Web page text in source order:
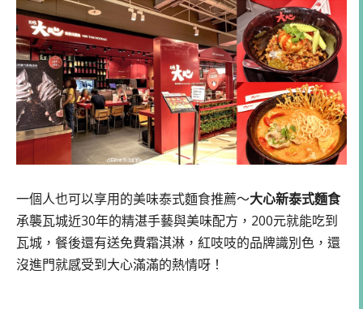
一個人也可以享用的美味泰式麵食推薦～大心新泰式麵食
承襲瓦城近30年的精湛手藝與美味配方，200元就能吃到
瓦城，餐後還有送免費霜淇淋，紅吱吱的品牌識別色，還
沒進門就感受到大心滿滿的熱情呀！